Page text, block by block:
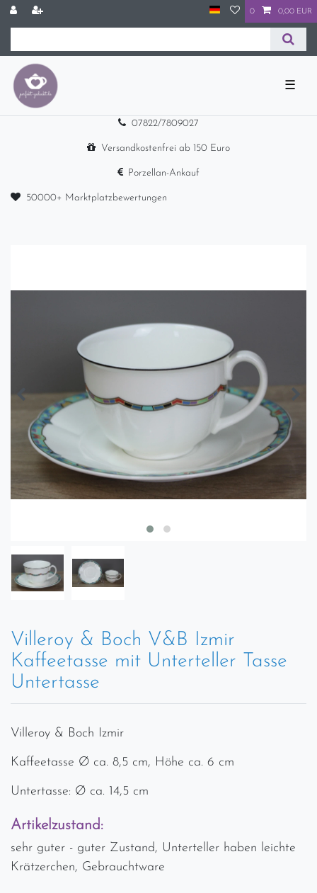
0 0,00 EUR
☰
07822/7809027
Versandkostenfrei ab 150 Euro
Porzellan-Ankauf
50000+ Marktplatzbewertungen
Villeroy & Boch V&B Izmir
Kaffeetasse mit Unterteller Tasse
Untertasse
Villeroy & Boch Izmir
Kaffeetasse Ø ca. 8,5 cm, Höhe ca. 6 cm
Untertasse: Ø ca. 14,5 cm
Artikelzustand:
sehr guter - guter Zustand, Unterteller haben leichte
Krätzerchen, Gebrauchtware